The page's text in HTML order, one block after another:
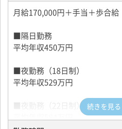
●自動配車
入ります。
電話でのご注文に加え、最近
●貸切営業
事前に、時間貸運賃でご予約
●指名サービス
月給170,000円＋手当＋歩合給
■隔日勤務
平均年収450万円
■夜勤務（18日制）
平均年収529万円
■夜勤務（22日制） 続きを見る